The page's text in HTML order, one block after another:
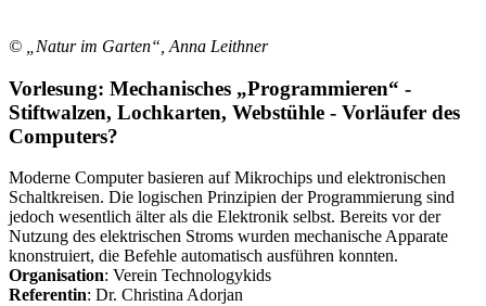
© „Natur im Garten“, Anna Leithner
Vorlesung: Mechanisches „Programmieren“ -
Stiftwalzen, Lochkarten, Webstühle - Vorläufer des
Computers?
Moderne Computer basieren auf Mikrochips und elektronischen
Schaltkreisen. Die logischen Prinzipien der Programmierung sind
jedoch wesentlich älter als die Elektronik selbst. Bereits vor der
Nutzung des elektrischen Stroms wurden mechanische Apparate
knonstruiert, die Befehle automatisch ausführen konnten.
Organisation: Verein Technologykids
Referentin: Dr. Christina Adorjan